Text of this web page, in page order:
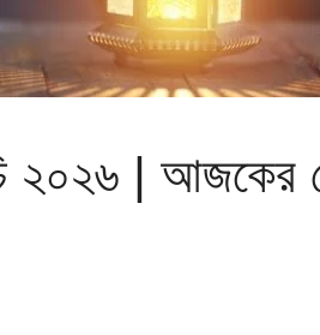
২০২৬ | আজকের